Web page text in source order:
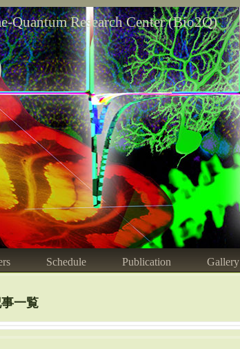
Research Center (Bio2Q)
Schedule Publication Gallery
一覧